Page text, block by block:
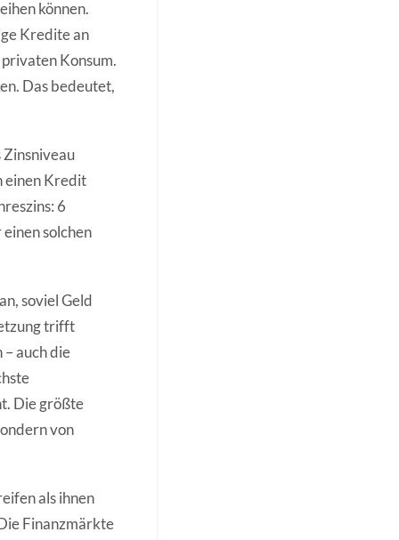
können.
Kredite an
Konsum.
Das bedeutet,
Zinsniveau
einen Kredit
6
solchen
soviel Geld
trifft
auch die
Die größte
von
als ihnen
Finanzmärkte